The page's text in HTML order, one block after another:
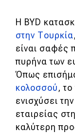
Η BYD
στην Τουρκία
είναι σαφές
πυρήνα των
Όπως
κολοσσού,
ενισχύσει
εταιρείας
καλύτερη